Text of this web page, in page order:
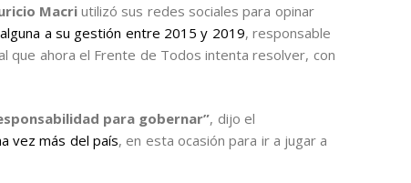
Macriutilizó sus redes sociales para opinar
a su gestión entre 2015 y 2019, responsable
que ahora el Frente de Todos intenta resolver, con
para gobernar”, dijo el
vez más del país, en esta ocasión para ir a jugar a